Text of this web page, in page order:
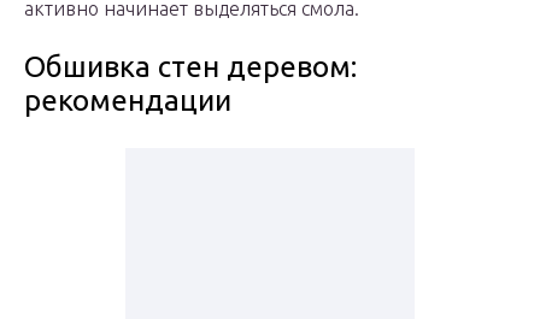
активно начинает выделяться смола.
Обшивка стен деревом:
рекомендации